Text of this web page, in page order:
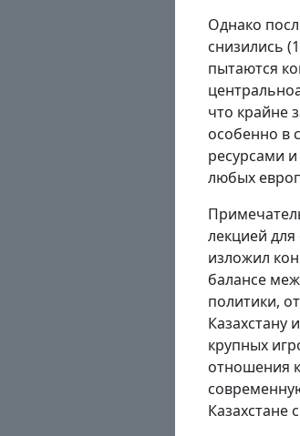
Однако
снизились
пытаются
что крайне
особенно в
ресурсами
любых
лекцией
изложил
балансе
политики,
Казахстану
крупных
отношения
Казахстане